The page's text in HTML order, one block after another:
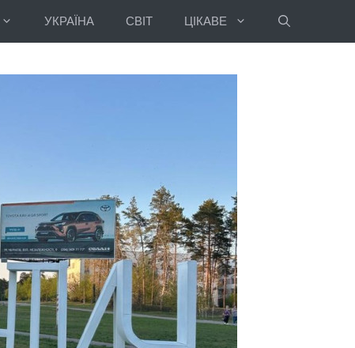
УКРАЇНА СВІТ ЦІКАВЕ